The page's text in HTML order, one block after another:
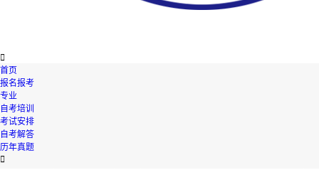

首页
报名报考
专业
自考培训
考试安排
自考解答
历年真题
